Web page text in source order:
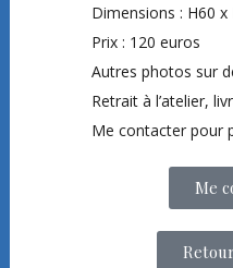
Dimensions : H60 x
Prix : 120 euros
Autres photos sur
Retrait à l’atelier,
Me contacter pour
Me